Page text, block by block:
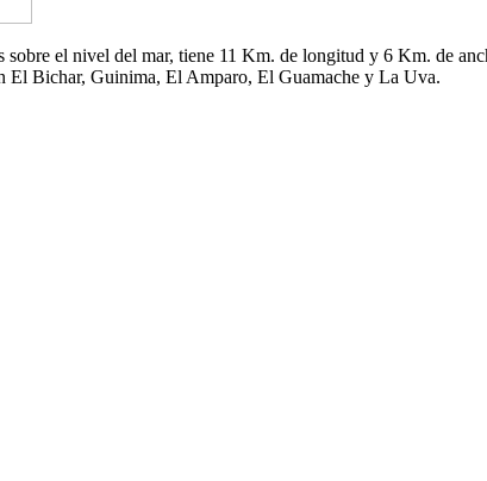
sobre el nivel del mar, tiene 11 Km. de longitud y 6 Km. de
El Bichar, Guinima, El Amparo, El Guamache y La Uva.